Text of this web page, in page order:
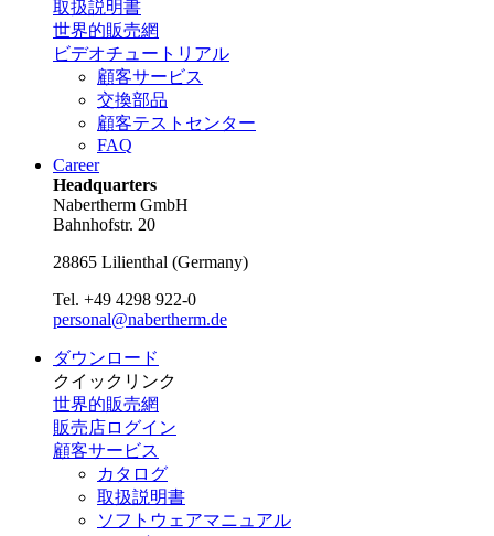
取扱説明書
世界的販売網
ビデオチュートリアル
顧客サービス
交換部品
顧客テストセンター
FAQ
Career
Headquarters
Nabertherm GmbH
Bahnhofstr. 20
28865 Lilienthal (Germany)
Tel. +49 4298 922-0
personal@nabertherm.de
ダウンロード
クイックリンク
世界的販売網
販売店ログイン
顧客サービス
カタログ
取扱説明書
ソフトウェアマニュアル